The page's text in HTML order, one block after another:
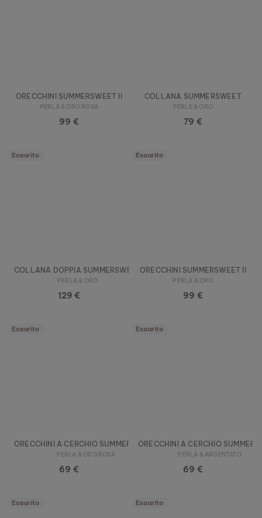
ORECCHINI SUMMERSWEET II
PERLA & ORO ROSA
99 €
COLLANA SUMMERSWEET
PERLE & ORO
79 €
Esaurito
COLLANA DOPPIA SUMMERSWEET
PERLA & ORO
129 €
Esaurito
ORECCHINI SUMMERSWEET II
PERLA & ORO
99 €
Esaurito
ORECCHINI A CERCHIO SUMMERSWEET
PERLA & ORO ROSA
69 €
Esaurito
ORECCHINI A CERCHIO
PERLA & ARGENTATO
69 €
Esaurito Esaurito